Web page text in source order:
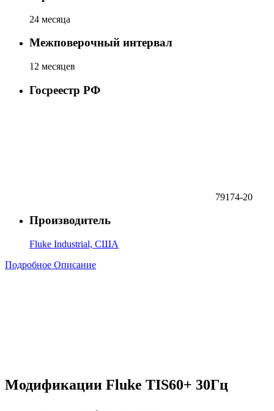
24 месяца
Межповерочный интервал
12 месяцев
Госреестр РФ
79174-20
Производитель
Fluke Industrial, США
Подробное Описание
Модификации Fluke TIS60+ 30Гц